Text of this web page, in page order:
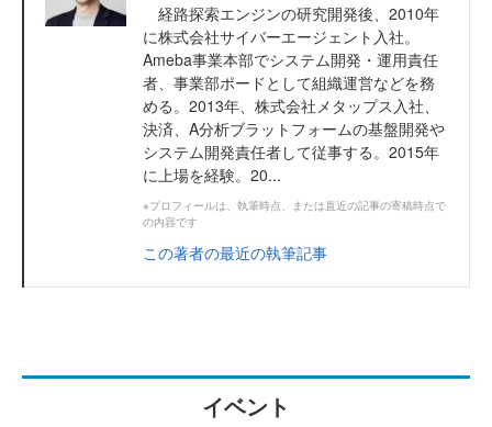
経路探索エンジンの研究開発後、2010年
に株式会社サイバーエージェント入社。
Ameba事業本部でシステム開発・運用責任
者、事業部ポードとして組織運営などを務
める。2013年、株式会社メタップス入社、
決済、A分析ブラットフォームの基盤開発や
システム開発責任者して従事する。2015年
に上場を経験。20...
※プロフィールは、執筆時点、または直近の記事の寄稿時点で
の内容です
この著者の最近の執筆記事
イベント